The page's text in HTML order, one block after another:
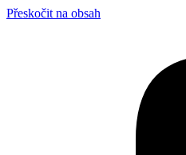
Přeskočit na obsah